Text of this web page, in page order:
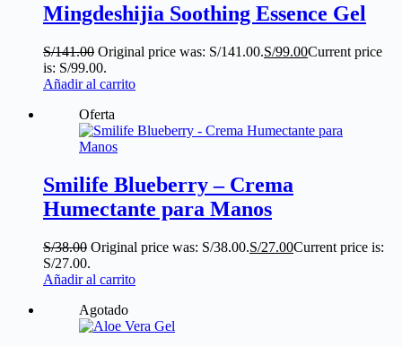
Mingdeshijia Soothing Essence Gel
S/141.00 Original price was: S/141.00.S/99.00Current price
is: S/99.00.
Añadir al carrito
Oferta
Smilife Blueberry – Crema
Humectante para Manos
S/38.00 Original price was: S/38.00.S/27.00Current price is:
S/27.00.
Añadir al carrito
Agotado